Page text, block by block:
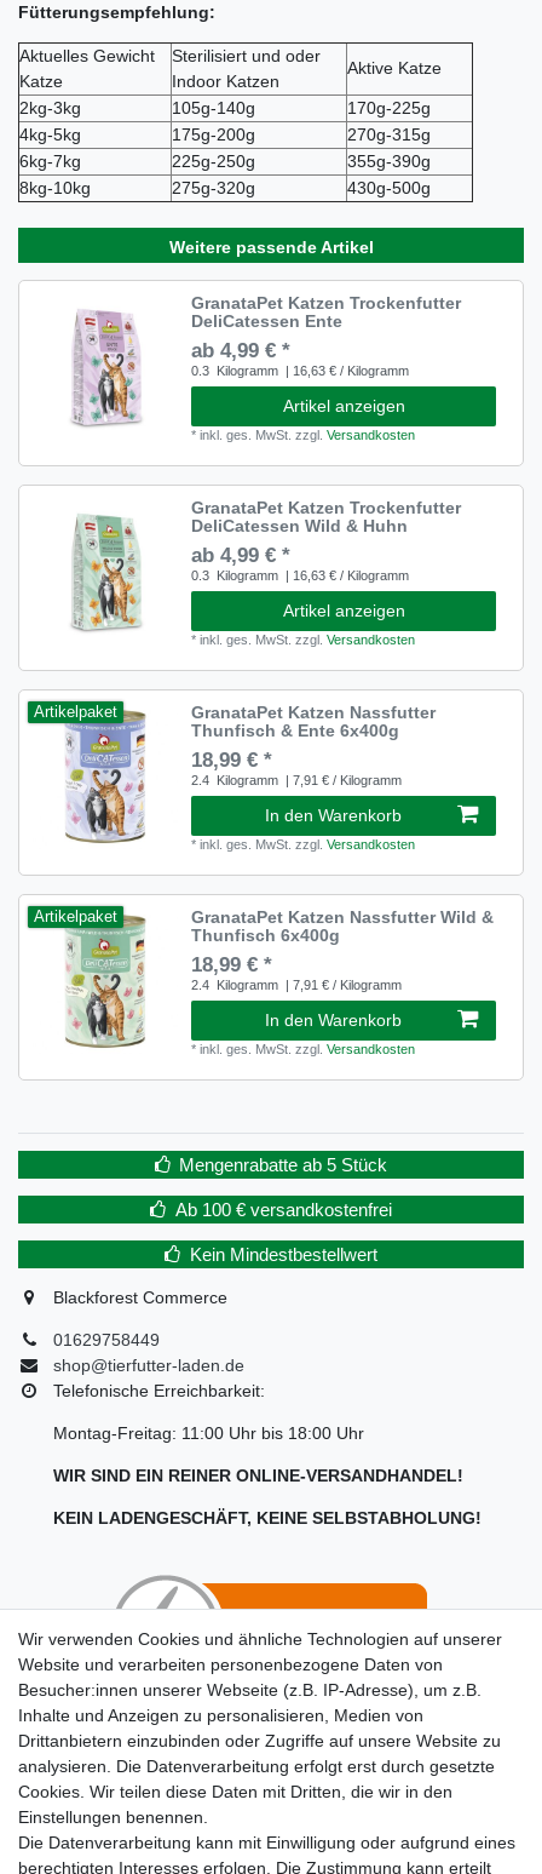
Fütterungsempfehlung:
Aktuelles Gewicht
Katze
Sterilisiert und oder
Indoor Katzen
Aktive Katze
2kg-3kg 105g-140g
170g-225g
4kg-5kg
175g-200g
270g-315g
6kg-7kg
225g-250g
355g-390g
8kg-10kg
275g-320g 430g-500g
Weitere passende Artikel
GranataPet Katzen Trockenfutter
DeliCatessen Ente
ab 4,99 € *
0.3 Kilogramm | 16,63 € / Kilogramm
Artikel anzeigen
*inkl. ges. MwSt. zzgl.Versandkosten
GranataPet Katzen Trockenfutter
DeliCatessen Wild & Huhn
ab 4,99 € *
0.3 Kilogramm | 16,63 € / Kilogramm
Artikel anzeigen
*inkl. ges. MwSt. zzgl.Versandkosten
Artikelpaket
GranataPet Katzen Nassfutter
Thunfisch & Ente 6x400g
18,99 € *
2.4 Kilogramm | 7,91 € / Kilogramm
In den Warenkorb
*inkl. ges. MwSt. zzgl.Versandkosten
Artikelpaket
GranataPet Katzen Nassfutter Wild &
Thunfisch 6x400g
18,99 € *
2.4 Kilogramm | 7,91 € / Kilogramm
In den Warenkorb
*inkl. ges. MwSt. zzgl.Versandkosten
Mengenrabatte ab 5 Stück
Ab 100 € versandkostenfrei
Kein Mindestbestellwert
Blackforest Commerce
01629758449
shop@tierfutter-laden.de
Telefonische Erreichbarkeit:
Montag-Freitag: 11:00 Uhr bis 18:00 Uhr
WIR SIND EIN REINER ONLINE-VERSANDHANDEL!
KEIN LADENGESCHÄFT, KEINE SELBSTABHOLUNG!
Hinweise für Käufer aus der Schweiz
Wir verwenden Cookies und ähnliche Technologien auf unserer
Website und verarbeiten personenbezogene Daten von
Besucher:innen unserer Webseite (z.B. IP-Adresse), um z.B.
Inhalte und Anzeigen zu personalisieren, Medien von
Drittanbietern einzubinden oder Zugriffe auf unsere Website zu
analysieren. Die Datenverarbeitung erfolgt erst durch gesetzte
Cookies. Wir teilen diese Daten mit Dritten, die wir in den
Einstellungen benennen.
Die Datenverarbeitung kann mit Einwilligung oder aufgrund eines
berechtigten Interesses erfolgen. Die Zustimmung kann erteilt